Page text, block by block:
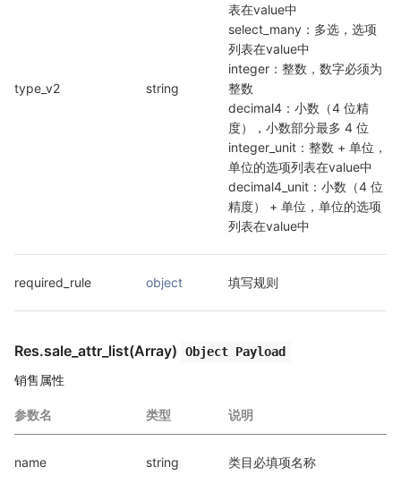
type_v2 string
表在value中
select_many：多选，选项
列表在value中
integer：整数，数字必须为
整数
decimal4：小数（4 位精
度），小数部分最多 4 位
integer_unit：整数 + 单位，
单位的选项列表在value中
decimal4_unit：小数（4 位
精度） + 单位，单位的选项
列表在value中
required_rule object 填写规则
Res.sale_attr_list(Array) Object Payload
销售属性
参数名 类型 说明
name string 类目必填项名称